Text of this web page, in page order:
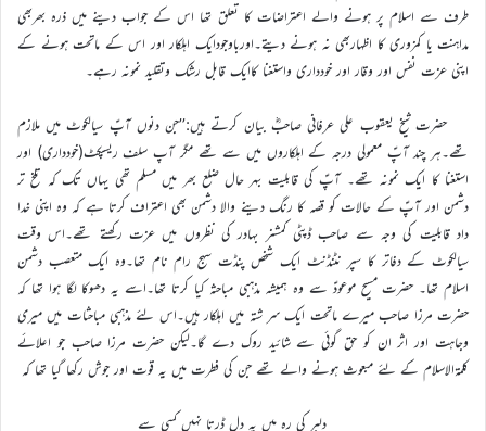
طرف سے اسلام پر ہونے والے اعتراضات کا تعلق تھا اس کے جواب دینے میں ذرہ بھربھی
مداہنت یا کمزوری کا اظہاربھی نہ ہونے دیتے۔اورباوجودایک اہلکار اور اس کے ماتحت ہونے کے
اپنی عزت نفس اور وقار اور خودداری واستغنا کاایک قابل رشک وتقلید نمونہ رہے۔
حضرت شیخ یعقوب علی عرفانی صاحبؓ بیان کرتے ہیں:’’جن دنوں آپؑ سیالکوٹ میں ملازم
تھے۔ہر چند آپؑ معمولی درجہ کے اہلکاروں میں سے تھے مگر آپ سلف ریسپکٹ(خودداری) اور
استغنا کا ایک نمونہ تھے۔ آپؑ کی قابلیت بہر حال ضلع بھر میں مسلم تھی یہاں تک کہ تلخ تر
دشمن اور آپؑ کے حالات کو قصہ کا رنگ دینے والا دشمن بھی اعتراف کرتا ہے کہ وہ اپنی خدا
داد قابلیت کی وجہ سے صاحب ڈپٹی کمشنر بہادر کی نظروں میں عزت رکھتے تھے۔اس وقت
سیالکوٹ کے دفاتر کا سپر نٹنڈنٹ ایک شخص پنڈت سہج رام نام تھا۔وہ ایک متعصب دشمن
اسلام تھا۔ حضرت مسیح موعودؑ سے وہ ہمیشہ مذہبی مباحثہ کیا کرتا تھا۔اسے یہ دھوکا لگا ہوا تھا کہ
حضرت مرزا صاحب میرے ماتحت ایک سر شتہ میں اہلکار ہیں۔اس لئے مذہبی مباحثات میں میری
وجاہت اور اثر ان کو حق گوئی سے شائید روک دے گا۔لیکن حضرت مرزا صاحب جو اعلائے
کلمۃالاسلام کے لئے مبعوث ہونے والے تھے جن کی فطرت میں یہ قوت اور جوش رکھا گیا تھا کہ
دلبر کی رہ میں یہ دل ڈرتا نہیں کسی سے